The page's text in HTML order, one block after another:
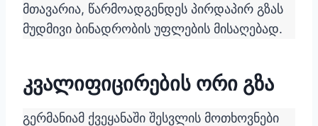
მთავარია, წარმოადგენდეს პირდაპირ გზას
მუდმივი ბინადრობის უფლების მისაღებად.
კვალიფიცირების ორი გზა
გერმანიამ ქვეყანაში შესვლის მოთხოვნები